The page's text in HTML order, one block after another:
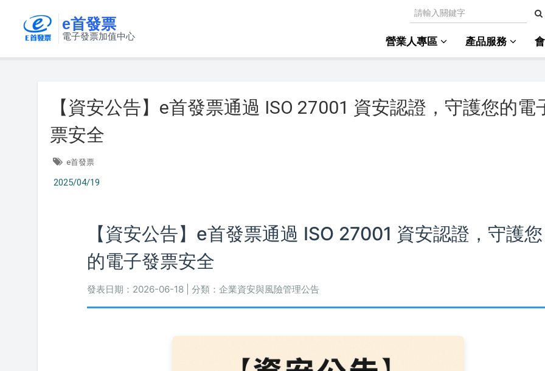
e首發票
電子發票加值中心 營業人專區 產品服務
【資安公告】e首發票通過 ISO 27001 資安認證，守護您的電
票安全
e首發票
2025/04/19
【資安公告】e首發票通過 ISO 27001 資安認證，守護您
的電子發票安全
發表日期：2026-06-18 | 分類：企業資安與風險管理公告